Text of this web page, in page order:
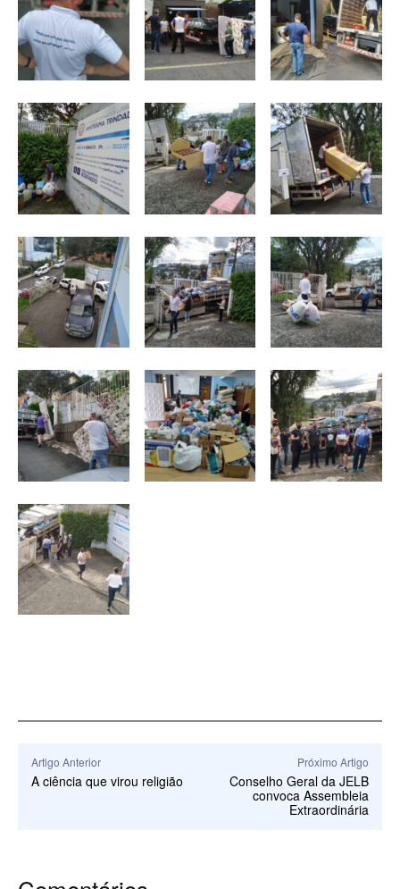
Artigo Anterior
A ciência que virou religião
Próximo Artigo
Conselho Geral da JELB
convoca Assembleia
Extraordinária